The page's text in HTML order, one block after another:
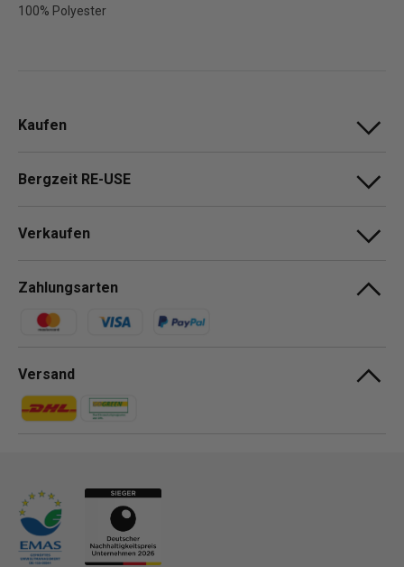
100% Polyester
Kaufen
Bergzeit RE-USE
Verkaufen
Zahlungsarten
Zahlungsmethoden
Versand
Zahlungsmethoden
Zahlungsmethoden